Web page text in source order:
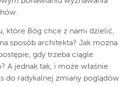
które Bóg chce z nami dzielić,
sposób architekta? Jak można
gdy trzeba ciągle
A jednak tak, i może właśnie
do radykalnej zmiany poglądów